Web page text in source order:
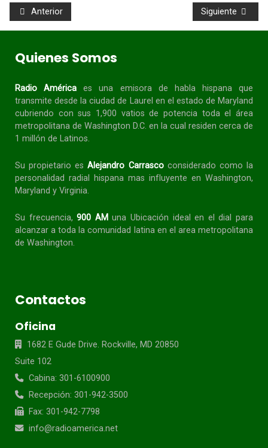
Anterior Siguiente
Quienes Somos
Radio América es una emisora de habla hispanaque
transmite desde la ciudad de Laurel en el estado de Maryland
cubriendo con sus 1,900 vatios de potencia toda el área
metropolitana de Washington D.C. en la cual residen cerca de
1 millón de Latinos.
Su propietario esAlejandro Carrascoconsiderado como la
personalidad radial
hispana mas influyente en Washington,
Maryland y Virginia.
Su frecuencia, 900 AM una Ubicación ideal en el dial para
alcanzar a toda lacomunidad latina en el area metropolitana
de Washington.
Contactos
Oficina
1682 E Gude Drive. Rockville, MD 20850
Suite 102
Cabina: 301-6100900
Recepción: 301-942-3500
Fax: 301-942-7798
info@radioamerica.net